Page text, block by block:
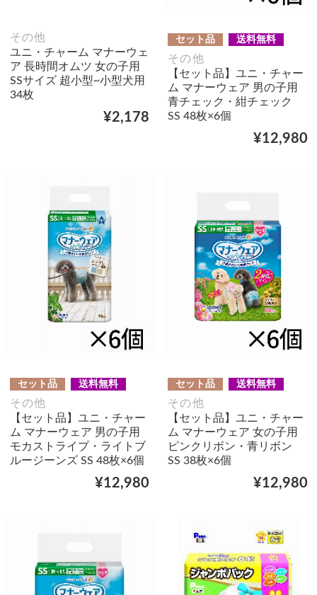
その他
ユニ・チャーム マナーウェ
ア 長時間オムツ 女の子用
SSサイズ 超小型~小型犬用
34枚
¥2,178
セット品 送料無料
その他
【セット品】ユニ・チャー
ム マナーウェア 男の子用
青チェック・紺チェック
SS 48枚×6個
¥12,980
セット品 送料無料
その他
【セット品】ユニ・チャー
ム マナーウェア 男の子用
モカストライプ・ライトブ
ルージーンズ SS 48枚×6個
¥12,980
セット品 送料無料
その他
【セット品】ユニ・チャー
ム マナーウェア 女の子用
ピンクリボン・青リボン
SS 38枚×6個
¥12,980